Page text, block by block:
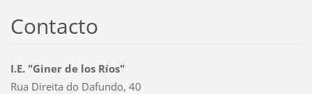
Contacto
I.E. "Giner de los Ríos"
Rua Direita do Dafundo, 40